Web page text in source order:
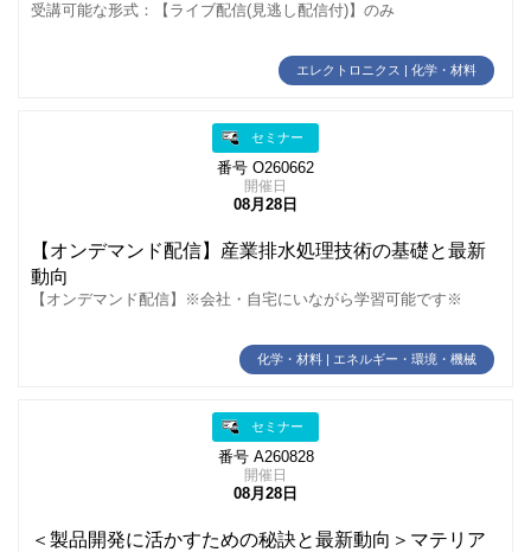
受講可能な形式：【ライブ配信(見逃し配信付)】のみ
エレクトロニクス | 化学・材料
セミナー
番号 O260662
開催日
08月28日
【オンデマンド配信】産業排水処理技術の基礎と最新
動向
【オンデマンド配信】※会社・自宅にいながら学習可能です※
化学・材料 | エネルギー・環境・機械
セミナー
番号 A260828
開催日
08月28日
＜製品開発に活かすための秘訣と最新動向＞マテリア